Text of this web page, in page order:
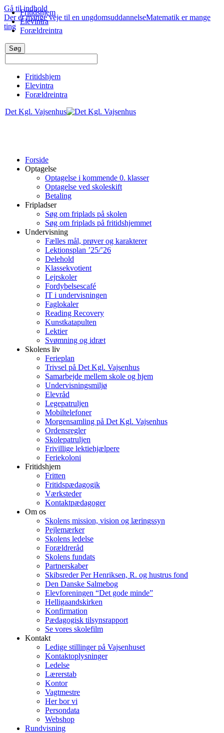
Gå til indhold
Der er mange veje til en ungdomsuddannelseMatematik er mange
ting
Fritidshjem
Elevintra
Forældreintra
Det Kgl. Vajsenhus
Forside
Optagelse
Optagelse i kommende 0. klasser
Optagelse ved skoleskift
Betaling
Fripladser
Søg om friplads på skolen
Søg om friplads på fritidshjemmet
Undervisning
Fælles mål, prøver og karakterer
Lektionsplan ’25/’26
Delehold
Klassekvotient
Lejrskoler
Fordybelsescafé
IT i undervisningen
Faglokaler
Reading Recovery
Kunstkatapulten
Lektier
Svømning og idræt
Skolens liv
Ferieplan
Trivsel på Det Kgl. Vajsenhus
Samarbejde mellem skole og hjem
Undervisningsmiljø
Elevråd
Legepatruljen
Mobiltelefoner
Morgensamling på Det Kgl. Vajsenhus
Ordensregler
Skolepatruljen
Frivillige lektiehjælpere
Feriekoloni
Fritidshjem
Fritten
Fritidspædagogik
Værksteder
Kontaktpædagoger
Om os
Skolens mission, vision og læringssyn
Pejlemærker
Skolens ledelse
Forældreråd
Skolens fundats
Partnerskaber
Skibsreder Per Henriksen, R. og hustrus fond
Den Danske Salmebog
Elevforeningen “Det gode minde”
Helligaandskirken
Konfirmation
Pædagogisk tilsynsrapport
Se vores skolefilm
Kontakt
Ledige stillinger på Vajsenhuset
Kontaktoplysninger
Ledelse
Lærerstab
Kontor
Vagtmestre
Her bor vi
Persondata
Webshop
Rundvisning
Fritidshjem
Elevintra
Forældreintra